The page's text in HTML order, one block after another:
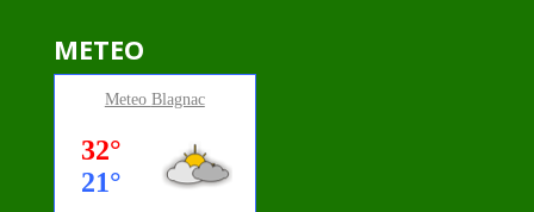
METEO
Meteo Blagnac